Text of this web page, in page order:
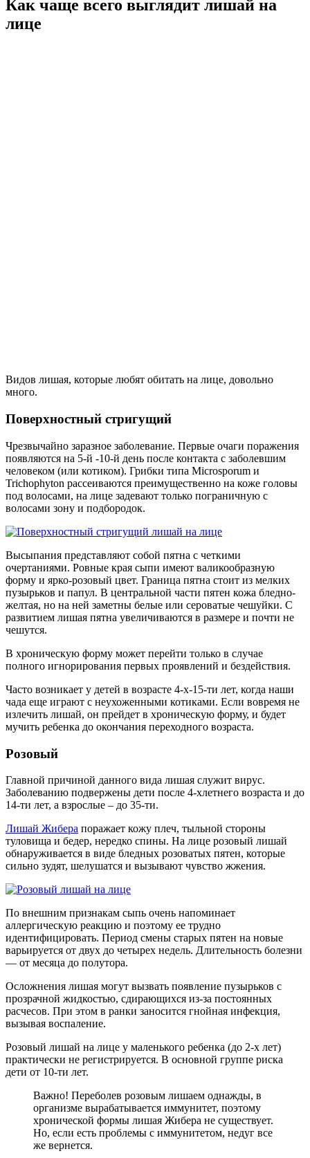
Как чаще всего выглядит лишай на
лице
Видов лишая, которые любят обитать на лице, довольно
много.
Поверхностный стригущий
Чрезвычайно заразное заболевание. Первые очаги поражения
появляются на 5-й -10-й день после контакта с заболевшим
человеком (или котиком). Грибки типа Microsporum и
Trichophyton рассеиваются преимущественно на коже головы
под волосами, на лице задевают только пограничную с
волосами зону и подбородок.
Высыпания представляют собой пятна с четкими
очертаниями. Ровные края сыпи имеют валикообразную
форму и ярко-розовый цвет. Граница пятна стоит из мелких
пузырьков и папул. В центральной части пятен кожа бледно-
желтая, но на ней заметны белые или сероватые чешуйки. С
развитием лишая пятна увеличиваются в размере и почти не
чешутся.
В хроническую форму может перейти только в случае
полного игнорирования первых проявлений и бездействия.
Часто возникает у детей в возрасте 4-х-15-ти лет, когда наши
чада еще играют с неухоженными котиками. Если вовремя не
излечить лишай, он прейдет в хроническую форму, и будет
мучить ребенка до окончания переходного возраста.
Розовый
Главной причиной данного вида лишая служит вирус.
Заболеванию подвержены дети после 4-хлетнего возраста и до
14-ти лет, а взрослые – до 35-ти.
Лишай Жибера поражает кожу плеч, тыльной стороны
туловища и бедер, нередко спины. На лице розовый лишай
обнаруживается в виде бледных розоватых пятен, которые
сильно зудят, шелушатся и вызывают чувство жжения.
По внешним признакам сыпь очень напоминает
аллергическую реакцию и поэтому ее трудно
идентифицировать. Период смены старых пятен на новые
варьируется от двух до четырех недель. Длительность болезни
— от месяца до полутора.
Осложнения лишая могут вызвать появление пузырьков с
прозрачной жидкостью, сдирающихся из-за постоянных
расчесов. При этом в ранки заносится гнойная инфекция,
вызывая воспаление.
Розовый лишай на лице у маленького ребенка (до 2-х лет)
практически не регистрируется. В основной группе риска
дети от 10-ти лет.
Важно! Переболев розовым лишаем однажды, в
организме вырабатывается иммунитет, поэтому
хронической формы лишая Жибера не существует.
Но, если есть проблемы с иммунитетом, недуг все
же вернется.